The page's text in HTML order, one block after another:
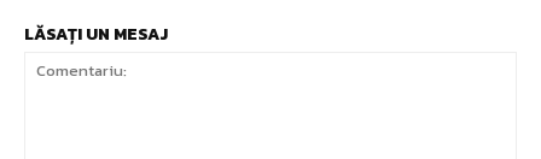
LĂSAȚI UN MESAJ